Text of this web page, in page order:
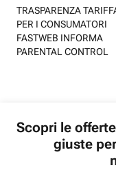
TRASPARENZA
PER I CONSUMATORI
FASTWEB INFORMA
PARENTAL CONTROL
Scopri le
giuste